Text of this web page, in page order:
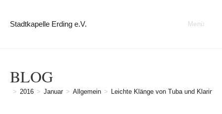
Stadtkapelle Erding e.V. Menü
BLOG
> 2016 > Januar > Allgemein > Leichte Klänge von Tuba und